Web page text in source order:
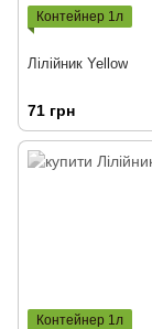
Контейнер 1л
Лілійник Yellow
71 грн
Контейнер 1л